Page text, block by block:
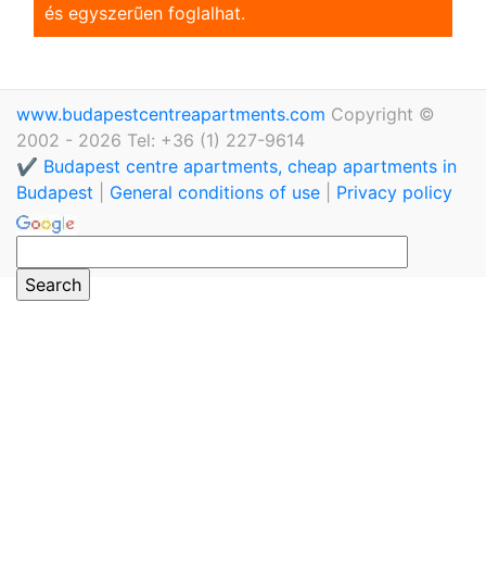
és egyszerũen foglalhat.
www.budapestcentreapartments.com Copyright ©
2002 - 2026 Tel: +36 (1) 227-9614
✔️ Budapest centre apartments, cheap apartments in
Budapest
General conditions of use Privacy policy